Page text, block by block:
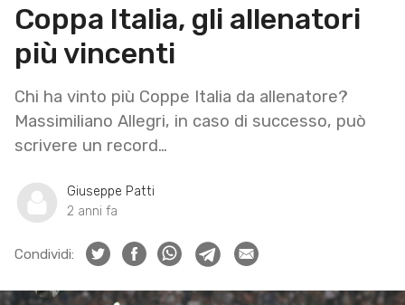
Coppa Italia, gli allenatori
più vincenti
Chi ha vinto più Coppe Italia da allenatore?
Massimiliano Allegri, in caso di successo, può
scrivere un record…
Giuseppe Patti
2 anni fa
Condividi: